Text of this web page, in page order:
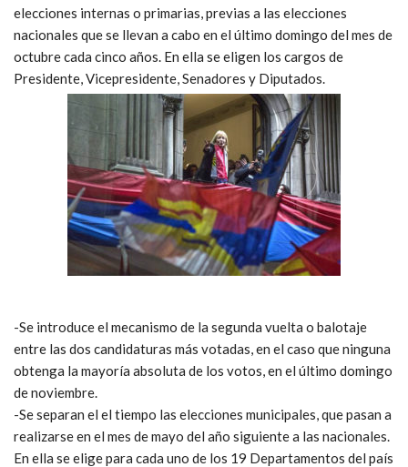
elecciones internas o primarias, previas a las elecciones
nacionales que se llevan a cabo en el último domingo del mes de
octubre cada cinco años. En ella se eligen los cargos de
Presidente, Vicepresidente, Senadores y Diputados.
-Se introduce el mecanismo de la segunda vuelta o balotaje
entre las dos candidaturas más votadas, en el caso que ninguna
obtenga la mayoría absoluta de los votos, en el último domingo
de noviembre.
-Se separan el el tiempo las elecciones municipales, que pasan a
realizarse en el mes de mayo del año siguiente a las nacionales.
En ella se elige para cada uno de los 19 Departamentos del país